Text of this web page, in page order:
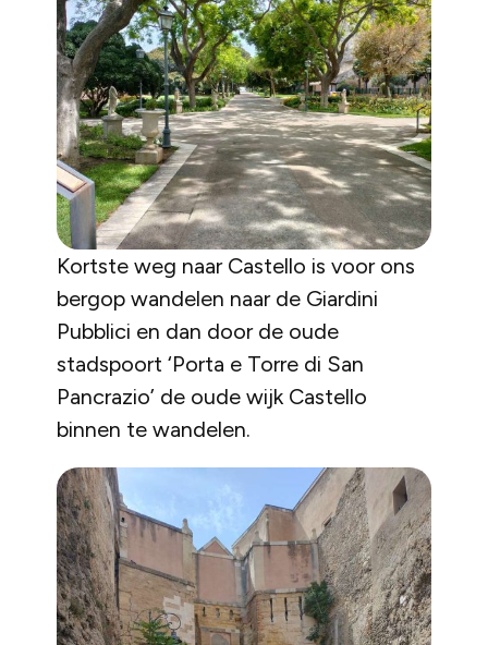
Kortste weg naar Castello is voor ons
bergop wandelen naar de Giardini
Pubblici en dan door de oude
stadspoort ‘Porta e Torre di San
Pancrazio’ de oude wijk Castello
binnen te wandelen.